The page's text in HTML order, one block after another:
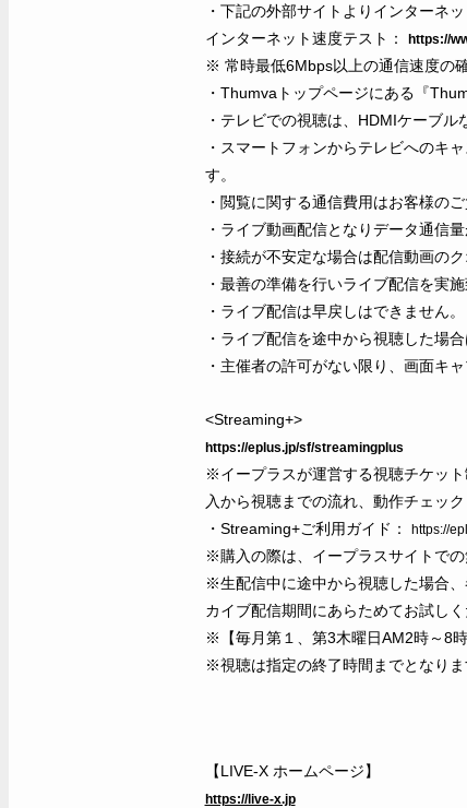
・下記の外部サイトよりインターネ
インターネット速度テスト：
https://
※ 常時最低6Mbps以上の通信速度の
・Thumvaトップページにある『
・テレビでの視聴は、HDMIケーブル
・スマートフォンからテレビへのキ
す。
・閲覧に関する通信費用はお客様のご
・ライブ動画配信となりデータ通信
・接続が不安定な場合は配信動画の
・最善の準備を行いライブ配信を実
・ライブ配信は早戻しはできません。
・ライブ配信を途中から視聴した場
・主催者の許可がない限り、画面キ
<Streaming+>
https://eplus.jp/sf/streamingplus
※イープラスが運営する視聴チケッ
入から視聴までの流れ、動作チェッ
・Streaming+ご利用ガイド：
https://
※購入の際は、イープラスサイトでの
※生配信中に途中から視聴した場合
カイブ配信期間にあらためてお試しく
※【毎月第１、第3木曜日AM2時～8
※視聴は指定の終了時間までとなり
【LIVE-X ホームページ】
https://live-x.jp